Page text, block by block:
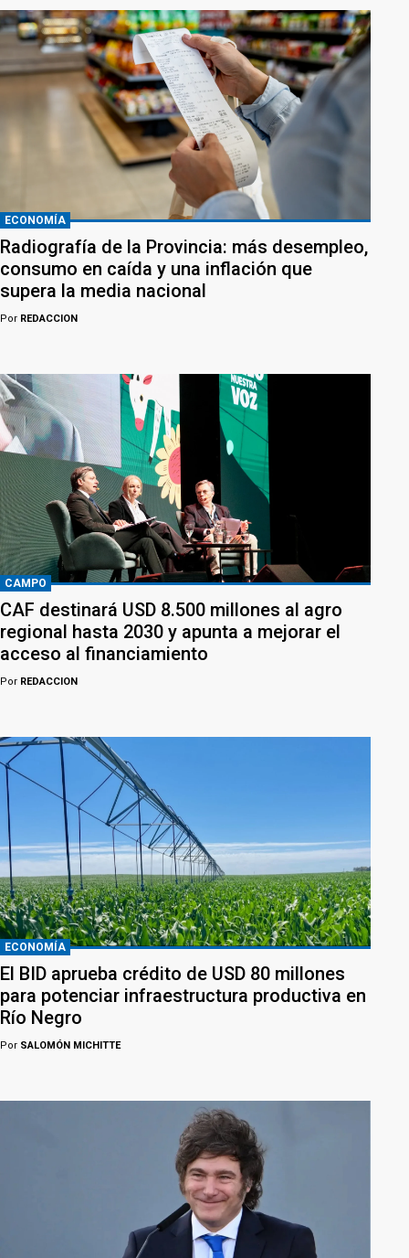
ECONOMÍA
Radiografía de la Provincia: más desempleo,
consumo en caída y una inflación que
supera la media nacional
Por REDACCION
CAMPO
CAF destinará USD 8.500 millones al agro
regional hasta 2030 y apunta a mejorar el
acceso al financiamiento
Por REDACCION
ECONOMÍA
El BID aprueba crédito de USD 80 millones
para potenciar infraestructura productiva en
Río Negro
Por SALOMÓN MICHITTE